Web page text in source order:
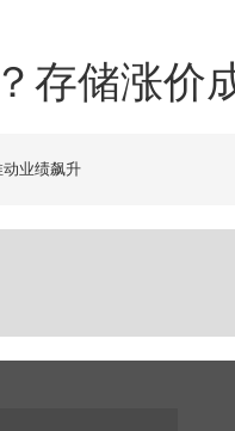
存储涨价
业绩飙升